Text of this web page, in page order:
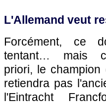
L'Allemand veut
Forcément, ce
tentant… mais
priori, le
retiendra pas
l'Eintracht